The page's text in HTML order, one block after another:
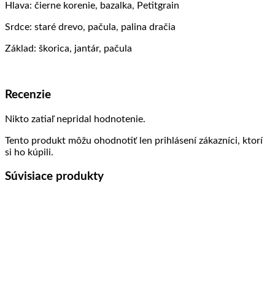
Hlava: čierne korenie, bazalka, Petitgrain
Srdce: staré drevo, pačula, palina dračia
Základ: škorica, jantár, pačula
Recenzie
Nikto zatiaľ nepridal hodnotenie.
Tento produkt môžu ohodnotiť len prihlásení zákazníci, ktorí
si ho kúpili.
Súvisiace produkty